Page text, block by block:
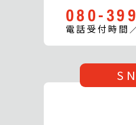
080-
電話受付時間